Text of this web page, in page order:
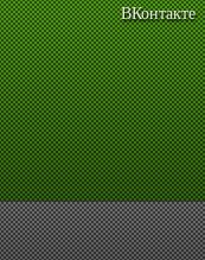
ВКонтакте